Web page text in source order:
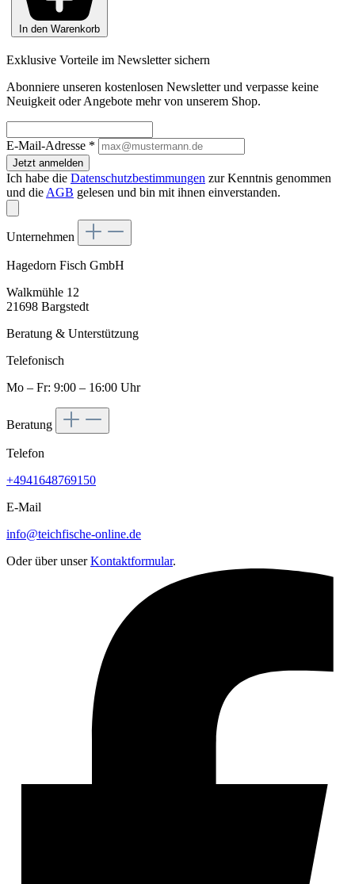
In den Warenkorb
Exklusive Vorteile im Newsletter sichern
Abonniere unseren kostenlosen Newsletter und verpasse keine
Neuigkeit oder Angebote mehr von unserem Shop.
E-Mail-Adresse *
Jetzt anmelden
Ich habe die Datenschutzbestimmungen zur Kenntnis genommen
und die AGB gelesen und bin mit ihnen einverstanden.
Unternehmen
Hagedorn Fisch GmbH
Walkmühle 12
21698 Bargstedt
Beratung & Unterstützung
Telefonisch
Mo – Fr: 9:00 – 16:00 Uhr
Beratung
Telefon
+4941648769150
E-Mail
info@teichfische-online.de
Oder über unserKontaktformular.